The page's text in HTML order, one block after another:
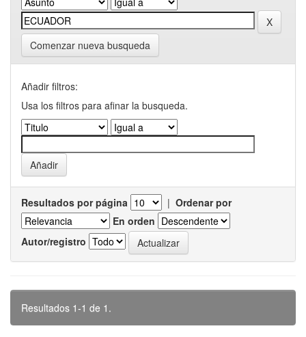
Comenzar nueva busqueda
Añadir filtros:
Usa los filtros para afinar la busqueda.
Resultados por página | Ordenar por
En orden
Autor/registro
Resultados 1-1 de 1.